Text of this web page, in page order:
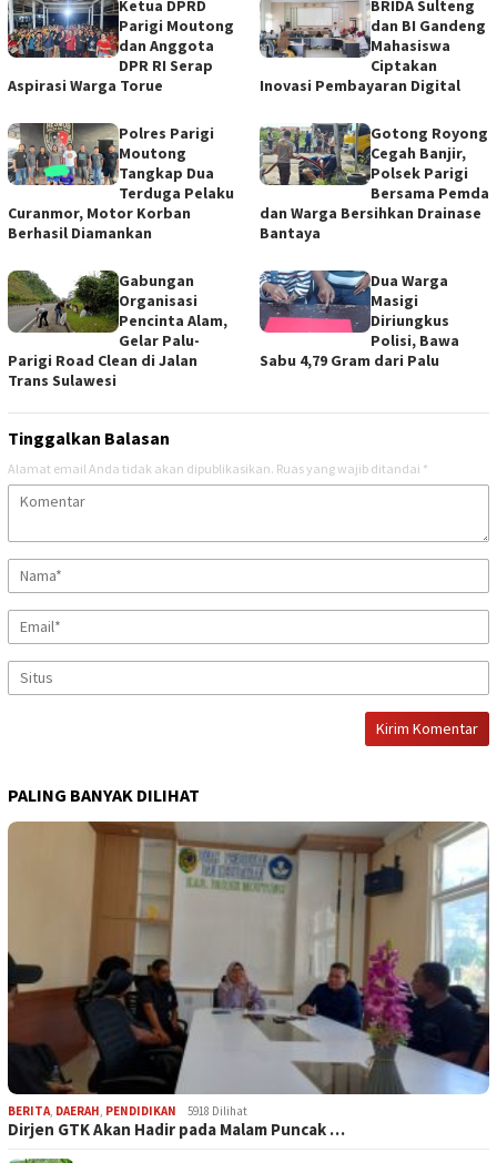
‎Ketua DPRD
Parigi Moutong
dan Anggota
DPR RI Serap
Aspirasi Warga Torue
BRIDA Sulteng
dan BI Gandeng
Mahasiswa
Ciptakan
Inovasi Pembayaran Digital
Polres Parigi
Moutong
Tangkap Dua
Terduga Pelaku
Curanmor, Motor Korban
Berhasil Diamankan
Gotong Royong
Cegah Banjir,
Polsek Parigi
Bersama Pemda
dan Warga Bersihkan Drainase
Bantaya
Gabungan
Organisasi
Pencinta Alam,
Gelar Palu-
Parigi Road Clean di Jalan
Trans Sulawesi
Dua Warga
Masigi
Diriungkus
Polisi, Bawa
Sabu 4,79 Gram dari Palu
Tinggalkan Balasan
Alamat email Anda tidak akan dipublikasikan. Ruas yang wajib ditandai *
PALING BANYAK DILIHAT
BERITA, DAERAH, PENDIDIKAN 5918 Dilihat
Dirjen GTK Akan Hadir pada Malam Puncak …